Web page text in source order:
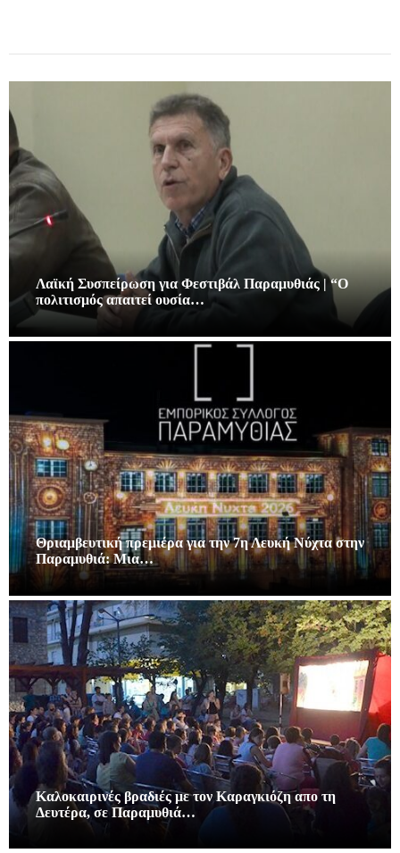
Λαϊκή Συσπείρωση για Φεστιβάλ Παραμυθιάς | “Ο
πολιτισμός απαιτεί ουσία…
Θριαμβευτική πρεμιέρα για την 7η Λευκή Νύχτα στην
Παραμυθιά: Μια…
Καλοκαιρινές βραδιές με τον Καραγκιόζη απο τη
Δευτέρα, σε Παραμυθιά…